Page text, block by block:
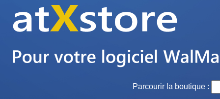
Parcourir la boutique :